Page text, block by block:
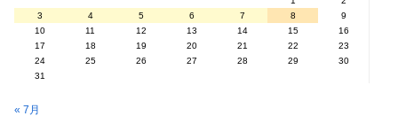
3
4 5 6 7 8
9
10
11 12 13 14 15
16
17
18 19 20 21 22
23
24
25 26 27 28 29
30
31
« 7月